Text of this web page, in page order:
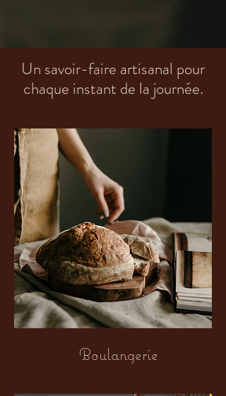
Un savoir-faire artisanal pour
chaque instant de la journée.
Boulangerie